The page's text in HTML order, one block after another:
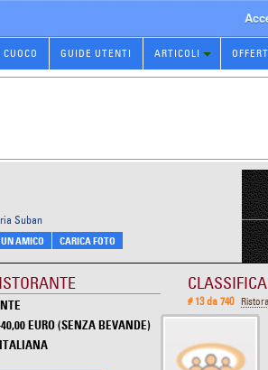
CUOCO GUIDE UTENTI ARTICOLI
Suban
AMICO CARICA FOTO
EURO (SENZA BEVANDE)
# 13 da 740